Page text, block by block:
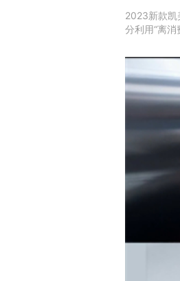
2023新款凯
分利用“离